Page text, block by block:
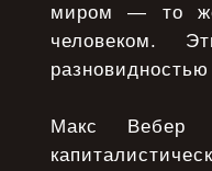
миром — то
человеком.
Макс Вебер